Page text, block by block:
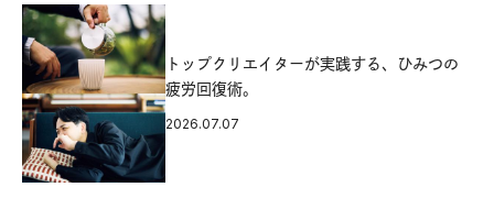
トップクリエイターが実践する、ひみつの
疲労回復術。
2026.07.07